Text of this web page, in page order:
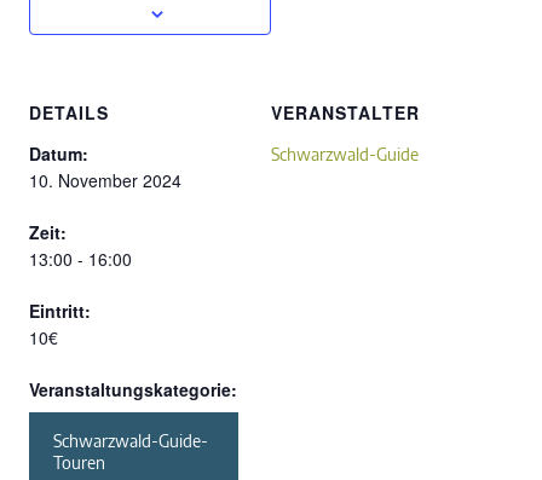
DETAILS
Datum:
10. November 2024
Zeit:
13:00 - 16:00
Eintritt:
10€
Veranstaltungskategorie:
Schwarzwald-Guide-
Touren
VERANSTALTER
Schwarzwald-Guide